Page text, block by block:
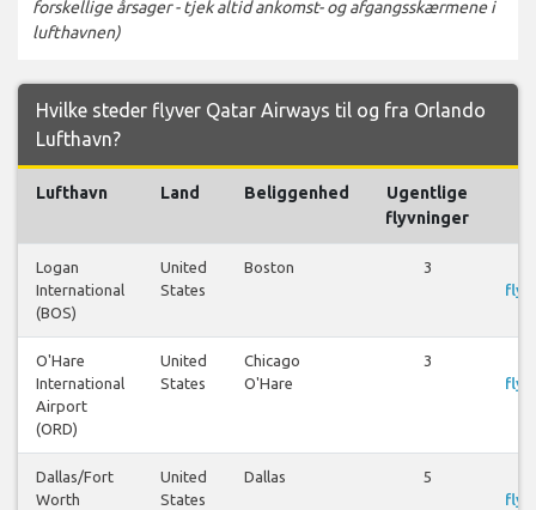
forskellige årsager - tjek altid ankomst- og afgangsskærmene i
lufthavnen)
Hvilke steder flyver Qatar Airways til og fra Orlando
Lufthavn?
Lufthavn Land Beliggenhed
Ugentlige
flyvninger
Logan
International
(BOS)
United
States
Boston 3
O'Hare
International
Airport
(ORD)
United
States
Chicago
O'Hare
3
Dallas/Fort
Worth
United
States
Dallas 5